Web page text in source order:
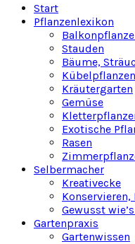
Start
Pflanzenlexikon
Stauden
Bäume,
Kübelpflanzen
Kräutergarten
Gemüse
Exotische
Rasen
Selbermacher
Kreativecke
Konservieren,
Gewusst
Gartenpraxis
Gartenwissen